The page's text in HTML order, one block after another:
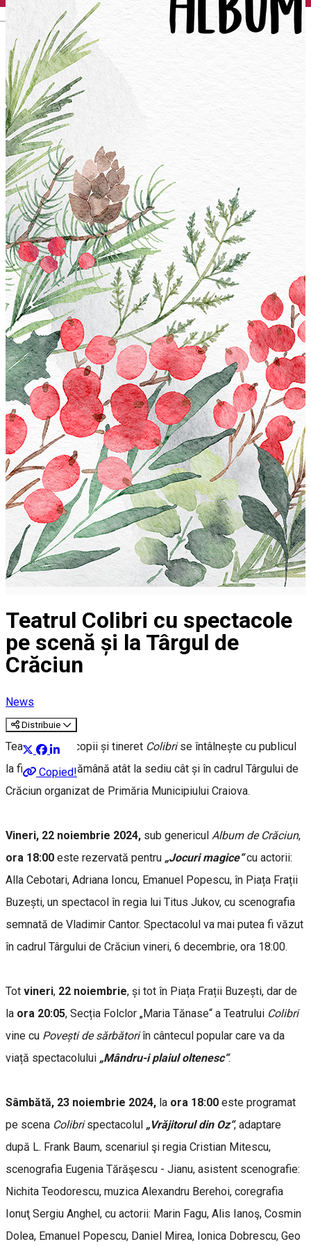
Teatrul Colibri cu spectacole
pe scenă și la Târgul de
Crăciun
News
Distribuie
Copied!
Teatrul pentru copii și tineret Colibrise întâlnește cu publicul
la final de săptămână atât la sediu cât și în cadrul Târgului de
Crăciun organizat de Primăria Municipiului Craiova.
Vineri, 22 noiembrie 2024, sub genericul Album de Crăciun,
ora 18:00 este rezervată pentru „Jocuri magice“cu actorii:
Alla Cebotari, Adriana Ioncu, Emanuel Popescu, în Piața Frații
Buzești, un spectacol în regia lui Titus Jukov, cu scenografia
semnată de Vladimir Cantor. Spectacolul va mai putea fi văzut
în cadrul Târgului de Crăciun vineri, 6 decembrie, ora 18:00.
Tot vineri, 22 noiembrie, și tot în Piața Frații Buzești, dar de
la ora 20:05, Secția Folclor „Maria Tănase“ a Teatrului Colibri
vine cu Povești de sărbătoriîn cântecul popular care va da
viață spectacolului „Mândru-i plaiul oltenesc“.
Sâmbătă, 23 noiembrie 2024, la ora 18:00 este programat
pe scena Colibrispectacolul „Vrăjitorul din Oz“, adaptare
după L. Frank Baum, scenariul şi regia Cristian Mitescu,
scenografia Eugenia Tărăşescu - Jianu, asistent scenografie:
Nichita Teodorescu, muzica Alexandru Berehoi, coregrafia
Ionuţ Sergiu Anghel, cu actorii: Marin Fagu, Alis Ianoş, Cosmin
Dolea, Emanuel Popescu, Daniel Mirea, Ionica Dobrescu, Geo